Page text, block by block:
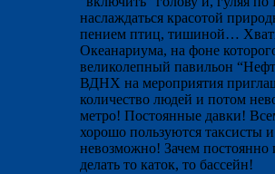
наслаждаться красотой
пением птиц, тишиной…
Океанариума, на фоне
великолепный павильон
ВДНХ на мероприятия
количество людей и потом
метро! Постоянные давки!
хорошо пользуются таксисты и
невозможно! Зачем
делать то каток, то бассейн!